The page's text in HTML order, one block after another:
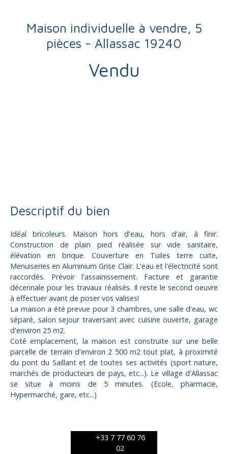
Maison individuelle à vendre, 5
pièces - Allassac 19240
Vendu
Descriptif du bien
Idéal bricoleurs. Maison hors d'eau, hors d'air, à finir.
Construction de plain pied réalisée sur vide sanitaire,
élévation en brique. Couverture en Tuiles terre cuite,
Menuiseries en Aluminium Grise Clair. L'eau et l'électricité sont
raccordés. Prévoir l'assainissement. Facture et garantie
décennale pour les travaux réalisés. Il reste le second oeuvre
à effectuer avant de poser vos valises!
La maison a été prevue pour 3 chambres, une salle d'eau, wc
séparé, salon sejour traversant avec cuisine ouverte, garage
d'environ 25 m2.
Coté emplacement, la maison est construite sur une belle
parcelle de terrain d'environ 2 500 m2 tout plat, à proximité
du pont du Saillant et de toutes ses activités (sport nature,
marchés de producteurs de pays, etc...). Le village d'Allassac
se situe à moins de 5 minutes. (Ecole, pharmacie,
Hypermarché, gare, etc...)
+33 7 77 60 76
02